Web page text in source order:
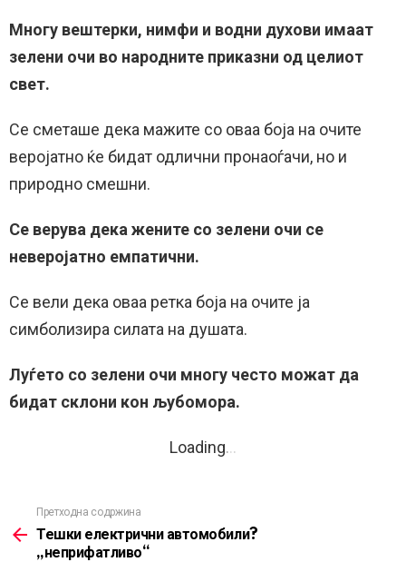
Многу вештерки, нимфи ​​и водни духови имаат
зелени очи во народните приказни од целиот
свет.
Се сметаше дека мажите со оваа боја на очите
веројатно ќе бидат одлични пронаоѓачи, но и
природно смешни.
Се верува дека жените со зелени очи се
неверојатно емпатични.
Се вели дека оваа ретка боја на очите ја
симболизира силата на душата.
Луѓето со зелени очи многу често можат да
бидат склони кон љубомора.
Loading...
more
Претходна содржина
Тешки електрични автомобили?
„неприфатливо“